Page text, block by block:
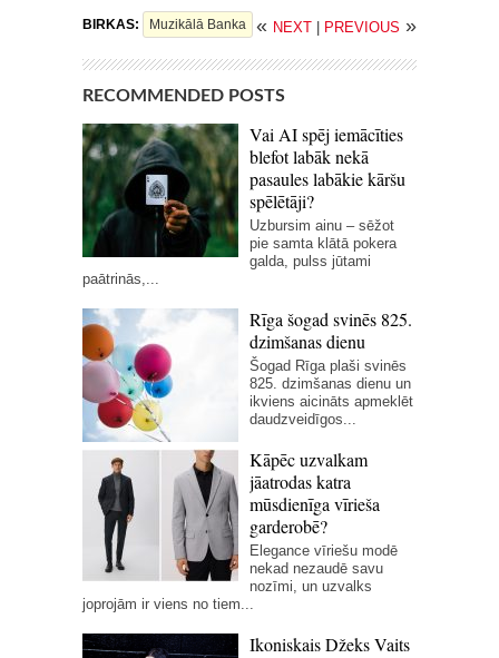
BIRKAS: Muzikālā Banka « NEXT | PREVIOUS »
RECOMMENDED POSTS
Vai AI spēj iemācīties
blefot labāk nekā
pasaules labākie kāršu
spēlētāji?
Uzbursim ainu – sēžot
pie samta klātā pokera
galda, pulss jūtami
paātrinās,...
Rīga šogad svinēs 825.
dzimšanas dienu
Šogad Rīga plaši svinēs
825. dzimšanas dienu un
ikviens aicināts apmeklēt
daudzveidīgos...
Kāpēc uzvalkam
jāatrodas katra
mūsdienīga vīrieša
garderobē?
Elegance vīriešu modē
nekad nezaudē savu
nozīmi, un uzvalks
joprojām ir viens no tiem...
Ikoniskais Džeks Vaits